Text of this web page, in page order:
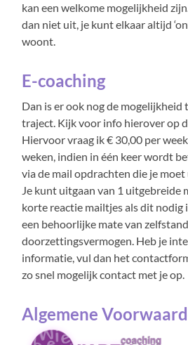
kan een welkome mogelijkheid
dan niet uit, je kunt elkaar altijd
woont.
E-coaching
Dan is er ook nog de mogelijkheid
traject. Kijk voor info hierover op
Hiervoor vraag ik € 30,00 per
weken, indien in één keer wordt
via de mail opdrachten die je
Je kunt uitgaan van 1 uitgebreide
korte reactie mailtjes als dit nodig
een behoorlijke mate van
doorzettingsvermogen. Heb je
informatie, vul dan het
zo snel mogelijk contact met je op.
Algemene